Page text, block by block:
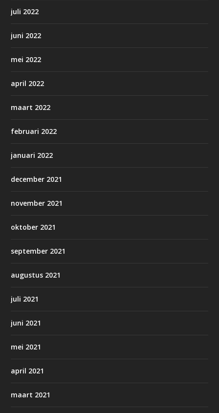
juli 2022
juni 2022
mei 2022
april 2022
maart 2022
februari 2022
januari 2022
december 2021
november 2021
oktober 2021
september 2021
augustus 2021
juli 2021
juni 2021
mei 2021
april 2021
maart 2021